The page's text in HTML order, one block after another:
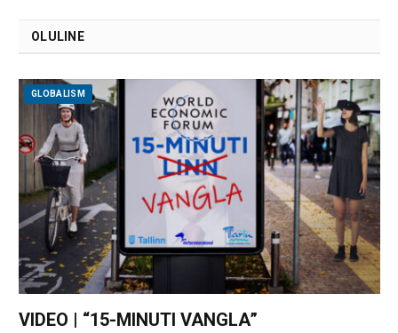
OLULINE
GLOBALISM
VIDEO | “15-MINUTI VANGLA”